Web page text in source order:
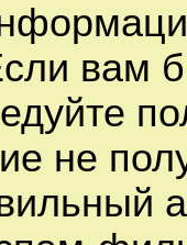
вам
не